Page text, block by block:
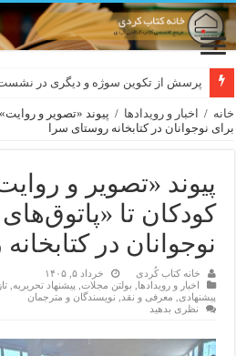
پرسش از تکوین سوژه و دیگری در
لەسەر کێشی ڕوباعی و به نەغمەی
خانه / اخبار و رویدادها / پیوند «تصویر و
برای نوجوانان در کتابخانه روستای سرا
پیوند «تصویر و
کودکان تا
نوجوانان در
خانه کتاب کُردی
خرداد ۵, ۱۴۰۵
اخبار و رویدادها
بولتن مجلات پیشنهاد تحریریه ,
پیشنهادی
معرفی و نقد
نویسندگان و مترجمان
نظری بدهید